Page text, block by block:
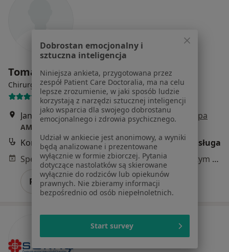
Tomasz Bogdan Okniński
Chirurg
13 opinii
Jana Kilińskiego 11, Grodzisk Mazowiecki Mapa
AMEDS Centrum Medyczne
Konsultacja chirurgiczna
Darmowa usługa
Specjalista nie oferuje umawiania online pod tym adresem.
Poproś o wizytę
Dobrostan emocjonalny i
sztuczna inteligencja
Niniejsza ankieta, przygotowana przez
zespół Patient Care Doctoralia, ma na celu
lepsze zrozumienie, w jaki sposób ludzie
korzystają z narzędzi sztucznej inteligencji
jako wsparcia dla swojego dobrostanu
emocjonalnego i zdrowia psychicznego.
Udział w ankiecie jest anonimowy, a wyniki
będą analizowane i prezentowane
wyłącznie w formie zbiorczej. Pytania
dotyczące nastolatków są skierowane
wyłącznie do rodziców lub opiekunów
prawnych. Nie zbieramy informacji
bezpośrednio od osób niepełnoletnich.
Start survey